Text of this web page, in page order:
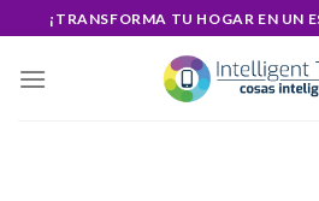
to
content
¡TRANSFORMA TU HOGAR EN UN